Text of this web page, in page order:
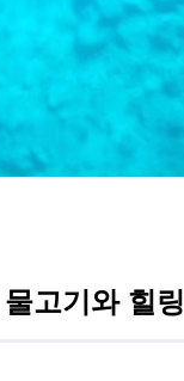
고기와 힐링